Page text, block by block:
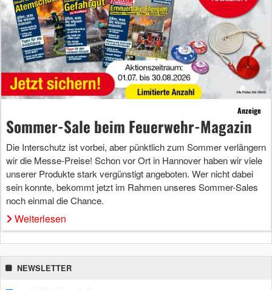
Anzeige
Sommer-Sale beim Feuerwehr-Magazin
Die Interschutz ist vorbei, aber pünktlich zum Sommer verlängern
wir die Messe-Preise! Schon vor Ort in Hannover haben wir viele
unserer Produkte stark vergünstigt angeboten. Wer nicht dabei
sein konnte, bekommt jetzt im Rahmen unseres Sommer-Sales
noch einmal die Chance.
Weiterlesen
NEWSLETTER